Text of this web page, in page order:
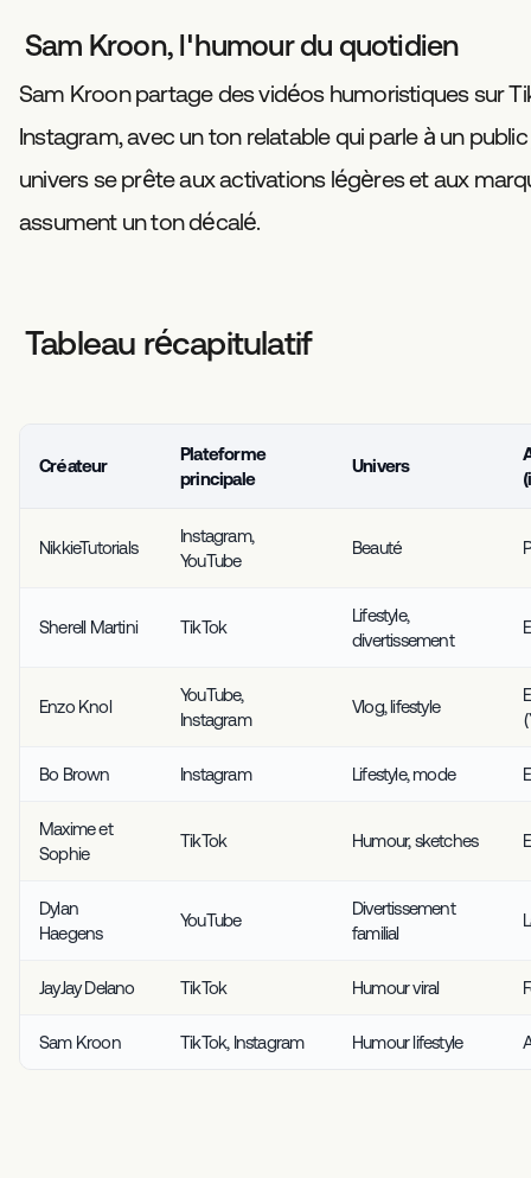
Sam Kroon, l'humour du quotidien
Sam Kroon partage des vidéos humoristiques sur
Instagram, avec un ton relatable qui parle à un public
univers se prête aux activations légères et aux
assument un ton décalé.
Tableau récapitulatif
Créateur
Plateforme
principale
Univers
NikkieTutorials
Instagram,
YouTube
Beauté
Sherell Martini TikTok
Lifestyle,
divertissement
Enzo Knol
YouTube,
Instagram
Vlog, lifestyle
Bo Brown Instagram Lifestyle, mode
Maxime et
Sophie
TikTok Humour, sketches
Dylan
Haegens
YouTube
Divertissement
familial
JayJay Delano TikTok Humour viral
Sam Kroon TikTok, Instagram Humour lifestyle